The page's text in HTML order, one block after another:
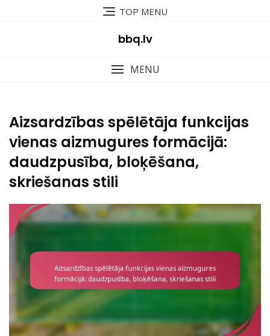
TOP MENU
bbq.lv
MENU
Aizsardzības spēlētāja funkcijas
vienas aizmugures formācijā:
daudzpusība, bloķēšana,
skriešanas stili